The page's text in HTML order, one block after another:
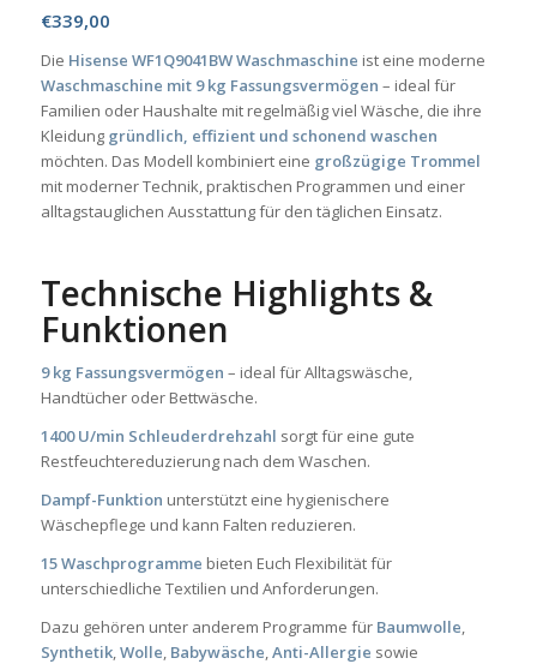
€339,00
Die Hisense WF1Q9041BW Waschmaschine ist eine moderne
Waschmaschine mit 9 kg Fassungsvermögen – ideal für
Familien oder Haushalte mit regelmäßig viel Wäsche, die ihre
Kleidung gründlich, effizient und schonend waschen
möchten. Das Modell kombiniert eine großzügige Trommel
mit moderner Technik, praktischen Programmen und einer
alltagstauglichen Ausstattung für den täglichen Einsatz.
Technische Highlights &
Funktionen
9 kg Fassungsvermögen – ideal für Alltagswäsche,
Handtücher oder Bettwäsche.
1400 U/min Schleuderdrehzahl sorgt für eine gute
Restfeuchtereduzierung nach dem Waschen.
Dampf-Funktion unterstützt eine hygienischere
Wäschepflege und kann Falten reduzieren.
15 Waschprogramme bieten Euch Flexibilität für
unterschiedliche Textilien und Anforderungen.
Dazu gehören unter anderem Programme für Baumwolle,
Synthetik,Wolle, Babywäsche,Anti-Allergie sowie